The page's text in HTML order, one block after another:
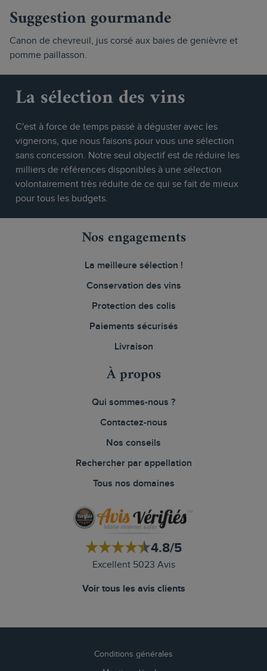
Suggestion gourmande
Canon de chevreuil, jus corsé aux baies de genièvre et
pomme paillasson.
La sélection des vins
C'est à force de temps passé à déguster avec les
vignerons, que nous faisons pour vous une sélection
sans concession. Notre seul objectif est de réduire les
milliers de références disponibles à une sélection
volontairement très réduite de ce qui se fait de mieux
pour tous les budgets.
Nos engagements
La meilleure sélection !
Conservation des vins
Protection des colis
Paiements sécurisés
Livraison
À propos
Qui sommes-nous ?
Contactez-nous
Nos conseils
Rechercher par appellation
Tous nos domaines
4.8/5
Excellent 5023 Avis
Voir tous les avis clients
Conditions générales